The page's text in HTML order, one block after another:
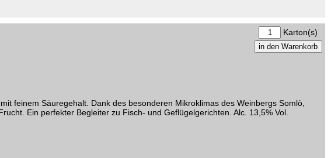
Karton(s)
feinem Säuregehalt. Dank des besonderen Mikroklimas des Weinbergs Somlò,
Ein perfekter Begleiter zu Fisch- und Geflügelgerichten. Alc. 13,5% Vol.